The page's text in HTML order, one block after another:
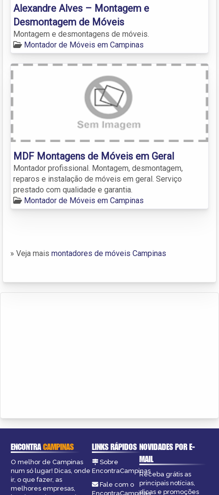
Alexandre Alves – Montagem e
Desmontagem de Móveis
Montagem e desmontagens de móveis.
Montador de Móveis em Campinas
MDF Montagens de Móveis em Geral
Montador profissional. Montagem, desmontagem,
reparos e instalação de móveis em geral. Serviço
prestado com qualidade e garantia.
Montador de Móveis em Campinas
» Veja mais montadores de móveis Campinas
ENCONTRACAMPINAS
O melhor de Campinas
num só lugar! Dicas, onde
ir, o que fazer, as
melhores empresas,
LINKS RÁPIDOS
Sobre
EncontraCampinas
Fale com o
EncontraCampinas
NOVIDADES POR E-
MAIL
Receba grátis as
principais notícias,
dicas e promoções